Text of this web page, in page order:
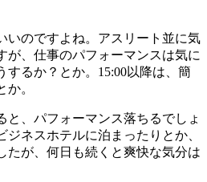
いのですよね。アスリート並に気
が、仕事のパフォーマンスは気に
するか？とか。15:00以降は、簡
。
と、パフォーマンス落ちるでしょ
ジネスホテルに泊まったりとか、
たが、何日も続くと爽快な気分は